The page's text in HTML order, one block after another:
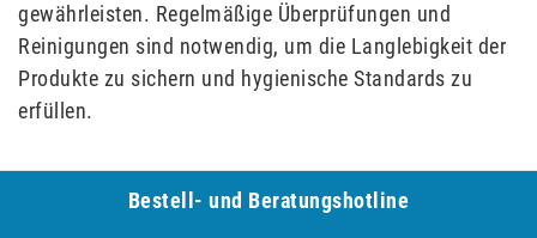
gewährleisten. Regelmäßige Überprüfungen und
Reinigungen sind notwendig, um die Langlebigkeit der
Produkte zu sichern und hygienische Standards zu
erfüllen.
Bestell- und Be­ra­tungs­hot­line